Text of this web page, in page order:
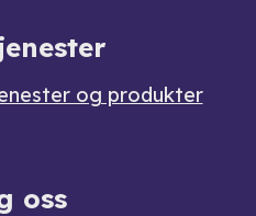
og produkter
oss